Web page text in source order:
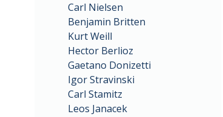
Carl Nielsen
Benjamin Britten
Kurt Weill
Hector Berlioz
Gaetano Donizetti
Igor Stravinski
Carl Stamitz
Leos Janacek